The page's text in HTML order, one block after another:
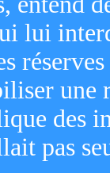
lui
une
des
pas